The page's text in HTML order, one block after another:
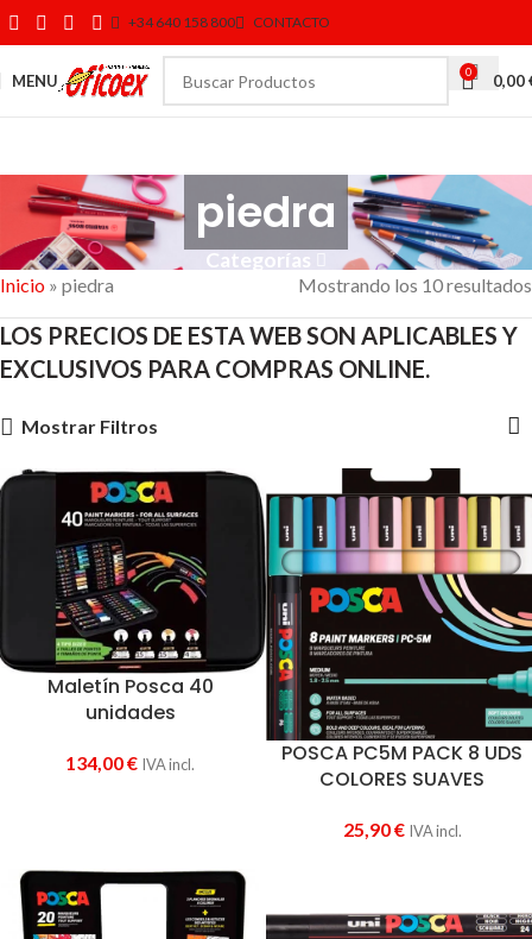
+34 640 158 800 CONTACTO
MENU 0 0,00
piedra
Categorías
Inicio » piedra Mostrando los 10 resultados
LOS PRECIOS DE ESTA WEB SON APLICABLES Y
EXCLUSIVOS PARA COMPRAS ONLINE.
Mostrar Filtros
Maletín Posca 40
unidades
134,00€ IVA incl.
POSCA PC5M PACK 8 UDS
COLORES SUAVES
25,90€ IVA incl.